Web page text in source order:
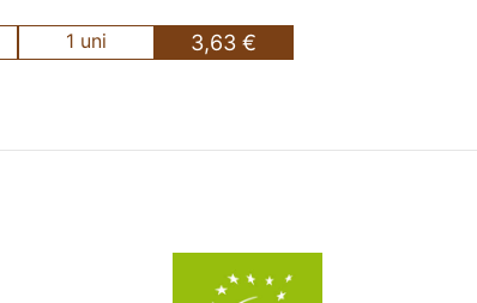
1 uni 3,63 €